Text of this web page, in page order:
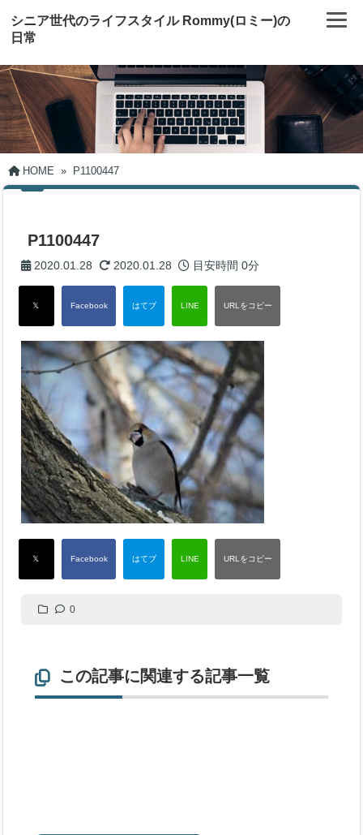
シニア世代のライフスタイル Rommy(ロミー)の
日常
HOME » P1100447
P1100447
2020.01.28 2020.01.28 目安時間0分
0
この記事に関連する記事一覧